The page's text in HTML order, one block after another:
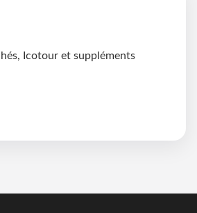
Icotour et suppléments